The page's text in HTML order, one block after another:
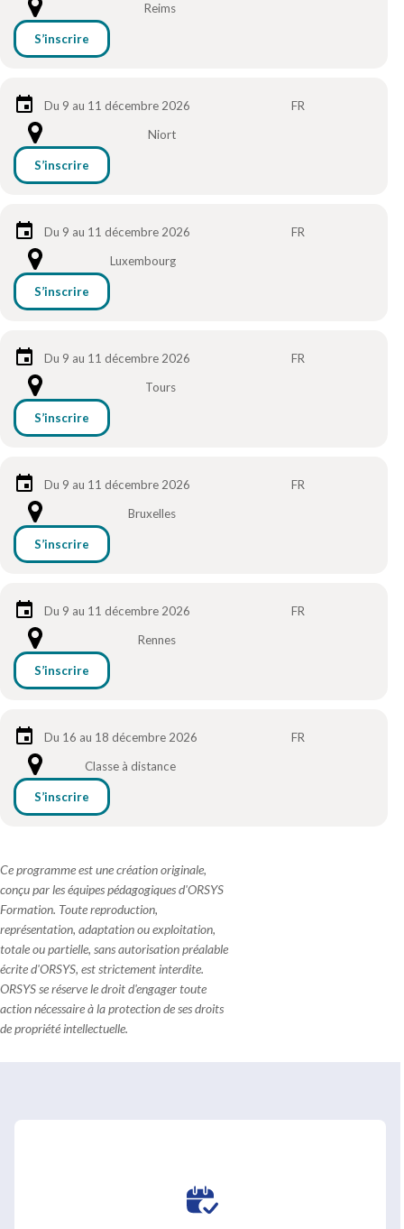
Reims
S’inscrire
Du 9 au 11 décembre 2026
FR
Niort
S’inscrire
Du 9 au 11 décembre 2026
FR
Luxembourg
S’inscrire
Du 9 au 11 décembre 2026
FR
Tours
S’inscrire
Du 9 au 11 décembre 2026
FR
Bruxelles
S’inscrire
Du 9 au 11 décembre 2026
FR
Rennes
S’inscrire
Du 16 au 18 décembre 2026
FR
Classe à distance
S’inscrire
Ce programme est une création originale,
conçu par les équipes pédagogiques d'ORSYS
Formation. Toute reproduction,
représentation, adaptation ou exploitation,
totale ou partielle, sans autorisation préalable
écrite d'ORSYS, est strictement interdite.
ORSYS se réserve le droit d'engager toute
action nécessaire à la protection de ses droits
de propriété intellectuelle.